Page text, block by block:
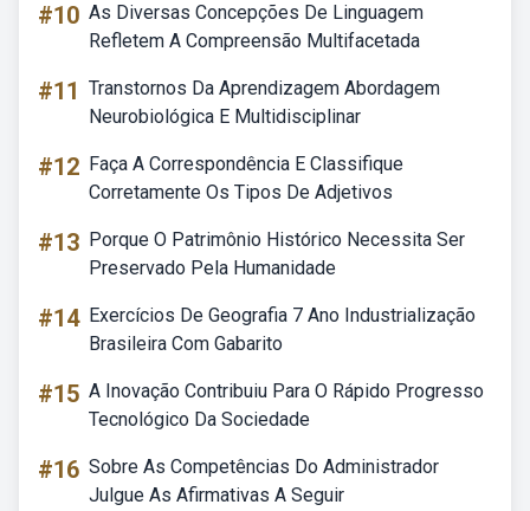
#10 As Diversas Concepções De Linguagem
Refletem A Compreensão Multifacetada
#11 Transtornos Da Aprendizagem Abordagem
Neurobiológica E Multidisciplinar
#12 Faça A Correspondência E Classifique
Corretamente Os Tipos De Adjetivos
#13 Porque O Patrimônio Histórico Necessita Ser
Preservado Pela Humanidade
#14 Exercícios De Geografia 7 Ano Industrialização
Brasileira Com Gabarito
#15 A Inovação Contribuiu Para O Rápido Progresso
Tecnológico Da Sociedade
#16 Sobre As Competências Do Administrador
Julgue As Afirmativas A Seguir